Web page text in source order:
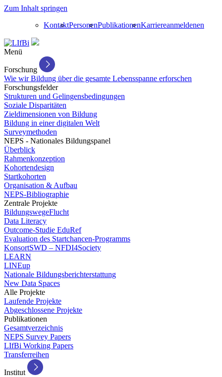
Zum Inhalt springen
KontaktPersonenPublikationenKarriereanmeldenen
Menü
Forschung
Wie wir Bildung über die gesamte Lebensspanne erforschen
Forschungsfelder
Strukturen und Gelingensbedingungen
Soziale Disparitäten
Zieldimensionen von Bildung
Bildung in einer digitalen Welt
Surveymethoden
NEPS - Nationales Bildungspanel
Überblick
Rahmenkonzeption
Kohortendesign
Startkohorten
Organisation & Aufbau
NEPS-Bibliographie
Zentrale Projekte
BildungswegeFlucht
Data Literacy
Outcome-Studie EduRef
Evaluation des Startchancen-Programms
KonsortSWD – NFDI4Society
LEARN
LINEup
Nationale Bildungsberichterstattung
New Data Spaces
Alle Projekte
Laufende Projekte
Abgeschlossene Projekte
Publikationen
Gesamtverzeichnis
NEPS Survey Papers
LIfBi Working Papers
Transferreihen
Institut